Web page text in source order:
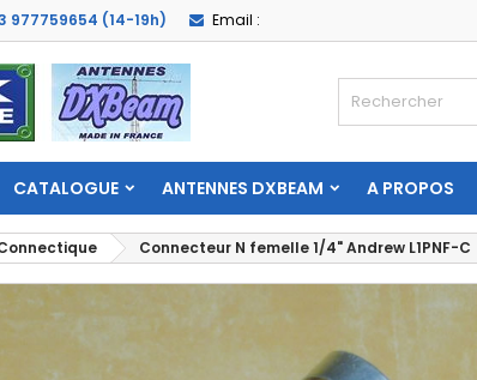
977759654 (14-19h) Email :
CATALOGUE ANTENNES DXBEAM A PROPOS
Connecteur N femelle 1/4" Andrew L1PNF-C